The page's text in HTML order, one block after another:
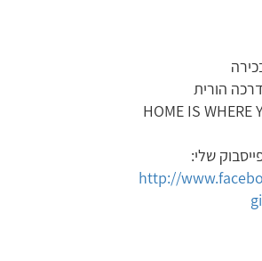
הורית
HOME IS WHERE
שלי:
http://